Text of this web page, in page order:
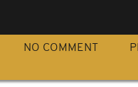
NO COMMENT